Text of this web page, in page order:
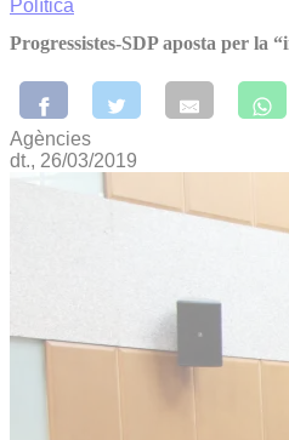
Política
Progressistes-SDP aposta per la
Agències
dt., 26/03/2019